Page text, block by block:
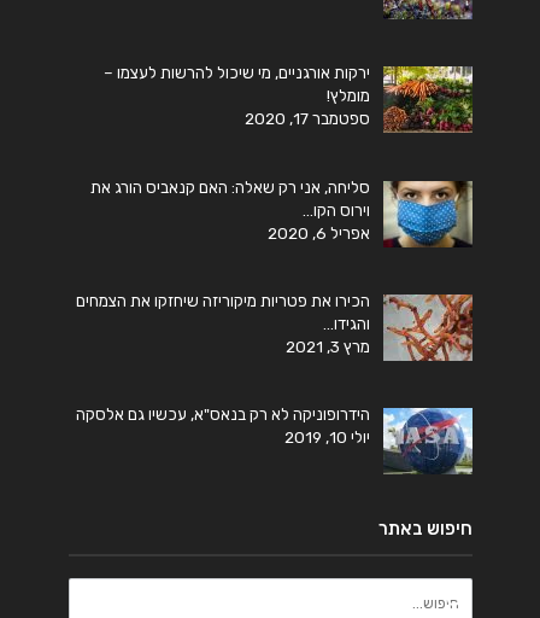
ירקות אורגניים, מי שיכול להרשות לעצמו –
מומלץ!
ספטמבר 17, 2020
סליחה, אני רק שאלה: האם קנאביס הורג את
וירוס הקו…
אפריל 6, 2020
הכירו את פטריות מיקוריזה שיחזקו את הצמחים
והגידו…
מרץ 3, 2021
הידרופוניקה לא רק בנאס"א, עכשיו גם אלסקה
יולי 10, 2019
חיפוש באתר